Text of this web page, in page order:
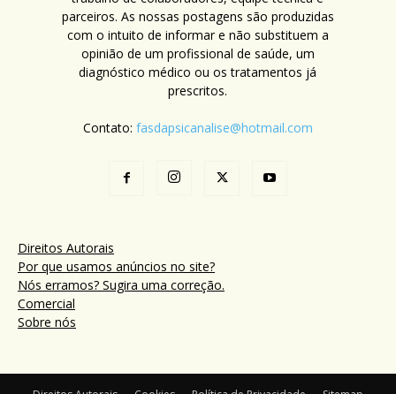
parceiros. As nossas postagens são produzidas
com o intuito de informar e não substituem a
opinião de um profissional de saúde, um
diagnóstico médico ou os tratamentos já
prescritos.
Contato: fasdapsicanalise@hotmail.com
Direitos Autorais
Por que usamos anúncios no site?
Nós erramos? Sugira uma correção.
Comercial
Sobre nós